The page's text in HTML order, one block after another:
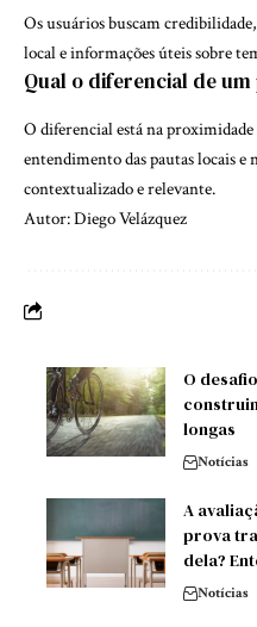
Os usuários buscam
local e informações úteis sobre
Qual o diferencial de
O diferencial está na
entendimento das pautas locais e
contextualizado e relevante.
Autor: Diego Velázquez
O
longas
Notícias
A
prova
dela?
Notícias